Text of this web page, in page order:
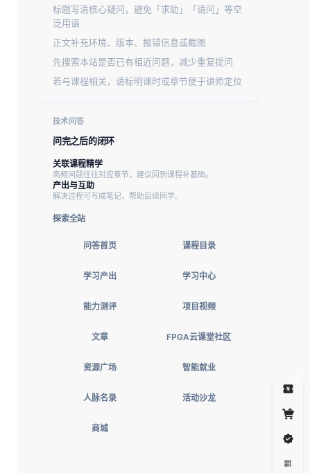
标题写清核心疑问，避免「求助」「请问」等空
泛用语
正文补充环境、版本、报错信息或截图
先搜索本站是否已有相近问题，减少重复提问
若与课程相关，请标明课时或章节便于讲师定位
技术问答
问完之后的闭环
关联课程精学
高频问题往往对应章节，建议回到课程补基础。
产出与互助
解决过程可写成笔记，帮助后续同学。
探索全站
问答首页 课程目录
学习产出 学习中心
能力测评 项目视频
文章 FPGA云课堂社区
资源广场 智能就业
人脉名录 活动沙龙
商城